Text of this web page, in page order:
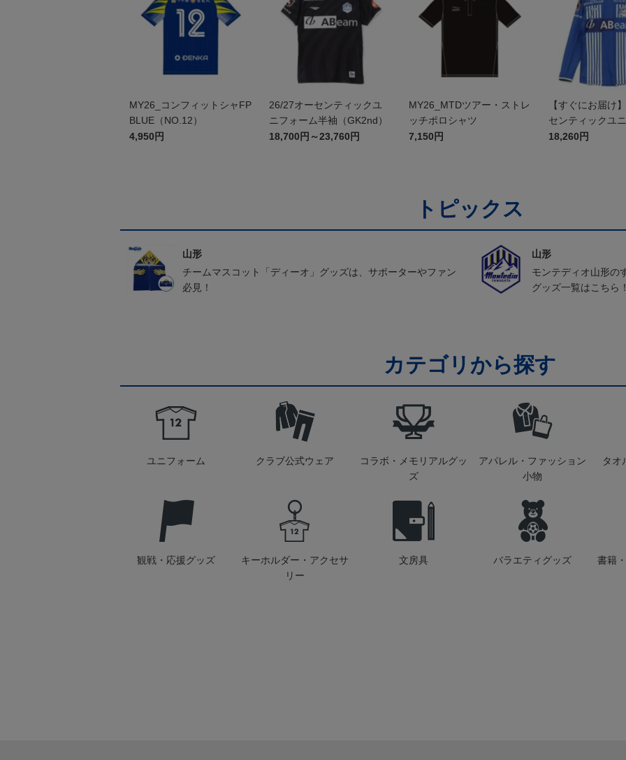
MY26_コンフィットシャFP
BLUE（NO.12）
4,950円
26/27オーセンティックユ
ニフォーム半袖（GK2nd）
18,700円～23,760円
MY26_MTDツアー・ストレ
ッチポロシャツ
7,150円
【すぐにお届け
センティックユ
FP1st（長袖）
18,260円
トピックス
山形
チームマスコット「ディーオ」グッズは、サポーターやファン
必見！
山形
モンテディオ山形の
グッズ一覧はこちら
カテゴリから探す
ユニフォーム クラブ公式ウェア
コラボ・メモリアルグッ
ズ
アパレル・ファッション
小物
タオ
観戦・応援グッズ
キーホルダー・アクセサ
リー
文房具 バラエティグッズ 書籍